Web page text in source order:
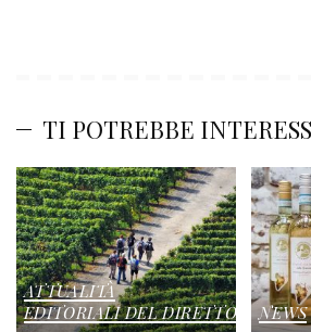
TI POTREBBE
ATTUALITÀ
EDITORIALI DEL DIRETTORENEWS